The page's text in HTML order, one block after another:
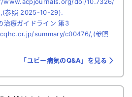
www.acpjournals.org/doi/10.7326/
参照 2025-10-29).
治療ガイドライン 第3
summary/c00476/,(参照
「ユビー病気のQ&A」を見る